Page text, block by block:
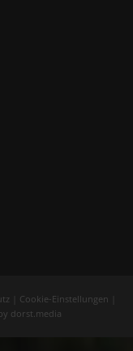
Cookie-Einstellungen
dorst.media